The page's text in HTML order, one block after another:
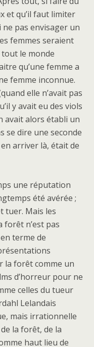
et qu’il faut limiter
ne pas envisager un
femmes seraient
le monde
qu’une femme a
femme inconnue.
elle n’avait pas
y avait eu des viols
avait alors établi un
se dire une seconde
arriver là, était de
une réputation
été avérée ;
tuer. Mais les
forêt n’est pas
terme de
la forêt comme un
d’horreur pour ne
celles du tueur
Lelandais
mais irrationnelle
la forêt, de la
haut lieu de